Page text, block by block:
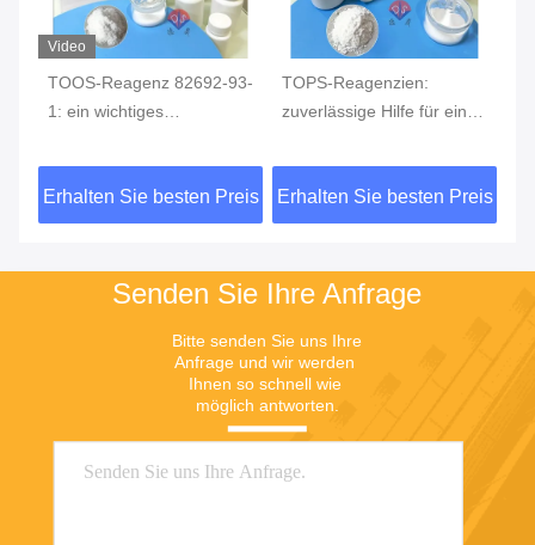
Video
TOOS-Reagenz 82692-93-
1: ein wichtiges
präzisen
Blutzuckerüberwachung
Erhalten Sie besten Preis
TOPS-Reagenzien:
zuverlässige Hilfe für eine
Erhalten Sie besten Preis
Senden Sie Ihre Anfrage
Bitte senden Sie uns Ihre
Anfrage und wir werden
Ihnen so schnell wie
möglich antworten.